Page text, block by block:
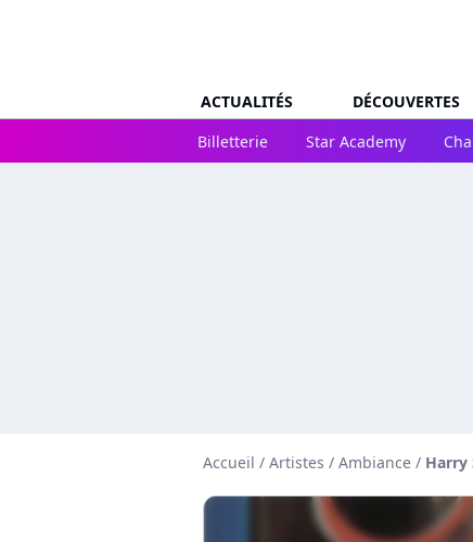
ACTUALITÉS DÉCOUVERTES
Billetterie
Star Academy
Accueil / Artistes / Ambiance / Harry